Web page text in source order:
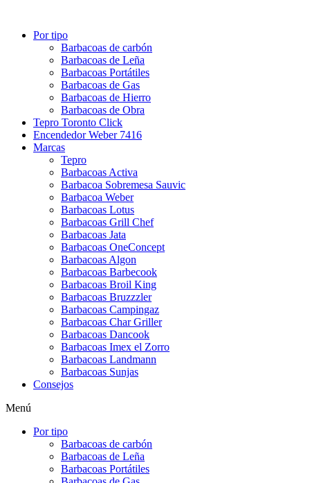
Por tipo
Barbacoas de carbón
Barbacoas de Leña
Barbacoas Portátiles
Barbacoas de Gas
Barbacoas de Hierro
Barbacoas de Obra
Tepro Toronto Click
Encendedor Weber 7416
Marcas
Tepro
Barbacoas Activa
Barbacoa Sobremesa Sauvic
Barbacoa Weber
Barbacoas Lotus
Barbacoas Grill Chef
Barbacoas Jata
Barbacoas OneConcept
Barbacoas Algon
Barbacoas Barbecook
Barbacoas Broil King
Barbacoas Bruzzzler
Barbacoas Campingaz
Barbacoas Char Griller
Barbacoas Dancook
Barbacoas Imex el Zorro
Barbacoas Landmann
Barbacoas Sunjas
Consejos
Menú
Por tipo
Barbacoas de carbón
Barbacoas de Leña
Barbacoas Portátiles